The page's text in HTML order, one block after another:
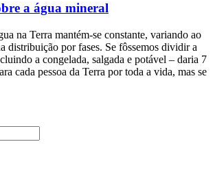
a água mineral
na Terra mantém-se constante, variando ao
distribuição por fases. Se fôssemos dividir a
a congelada, salgada e potável – daria 7
cada pessoa da Terra por toda a vida, mas se